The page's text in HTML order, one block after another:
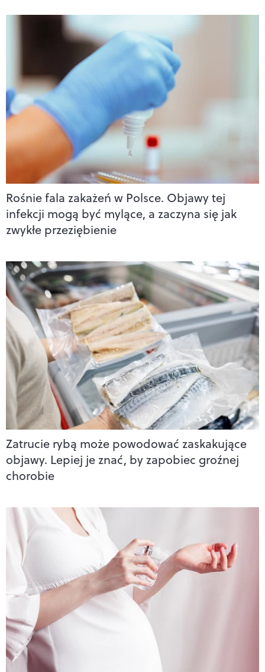
Rośnie fala zakażeń w Polsce. Objawy tej
infekcji mogą być mylące, a zaczyna się jak
zwykłe przeziębienie
Zatrucie rybą może powodować zaskakujące
objawy. Lepiej je znać, by zapobiec groźnej
chorobie